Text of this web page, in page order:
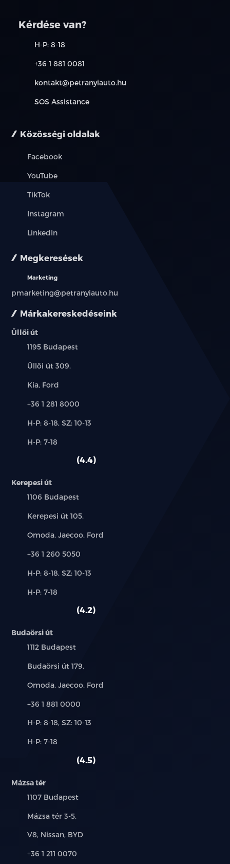
Márkakereskedéseink
Üllői út
Település:
1195 Budapest
Cím:
Üllői út 309.
Márkák:
Kia, Ford
Telefon:
+36 1 281 8000
Új-
használt
H-P: 8-18, SZ: 10-13
Alkatrész,
H-P: 7-18
4.4
Kerepesi út
Település:
1106 Budapest
Cím:
Kerepesi út 105.
Márkák:
Omoda, Jaecoo, Ford
Telefon:
+36 1 260 5050
Új-
használt
H-P: 8-18, SZ: 10-13
Alkatrész,
H-P: 7-18
4.2
Budaörsi út
Település:
1112 Budapest
Cím:
Budaörsi út 179.
Márkák:
Omoda, Jaecoo, Ford
Telefon:
+36 1 881 0000
Új-
használt
H-P: 8-18, SZ: 10-13
Alkatrész,
H-P: 7-18
4.5
Mázsa tér
Település:
1107 Budapest
Cím:
Mázsa tér 3-5.
Márkák:
V8, Nissan, BYD
Telefon:
+36 1 211 0070
Kérdése van?
H-P: 8-18
+36 1 881 0081
kontakt@petranyiauto.hu
SOS Assistance
Közösségi oldalak
Facebook
YouTube
TikTok
Instagram
LinkedIn
Megkeresések
Marketing
pmarketing@petranyiauto.hu